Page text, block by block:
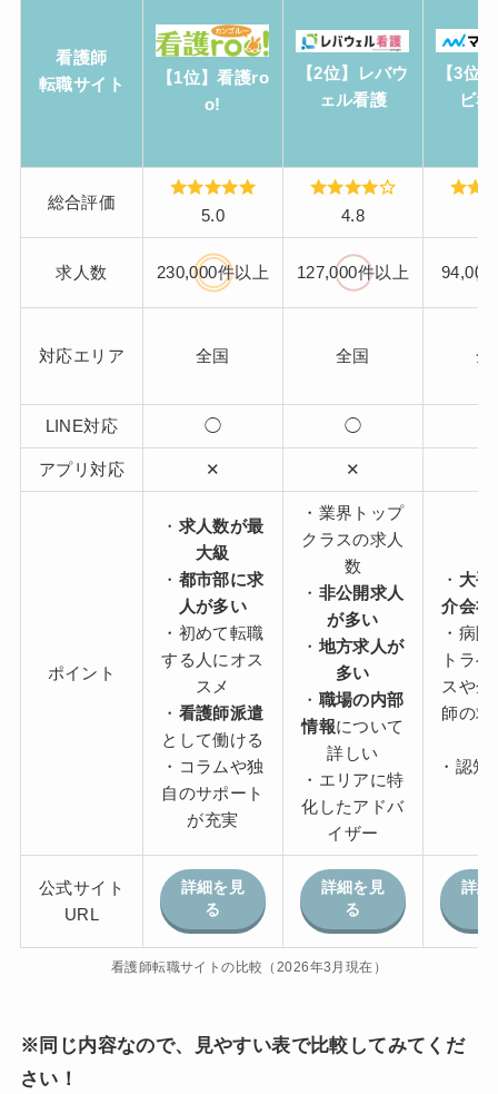
看護師
転職サイト
【1位】看護ro
o!
【2位】レバウ
ェル看護
【3位
ビ
総合評価
5.0 4.8
求人数 230,000件以上 127,000件以上 94,000
対応エリア 全国 全国 全
LINE対応 ◯ ◯
アプリ対応 ✕ ✕
ポイント
・ 求人数が最
大級
・ 都市部に求
人が多い
・初めて転職
する人にオス
スメ
・ 看護師派遣
として働ける
・コラムや独
自のサポート
が充実
・業界トップ
クラスの求人
数
・ 非公開求人
が多い
・ 地方求人が
多い
・ 職場の内部
情報について
詳しい
・エリアに特
化したアドバ
イザー
・ 大手
介会社
・病
トラ
スや企
師の求
・認知
公式サイト
URL
詳細を見
る
詳細を見
る
詳細
看護師転職サイトの比較（2026年3月現在）
※同じ内容なので、見やすい表で比較してみてくだ
さい！